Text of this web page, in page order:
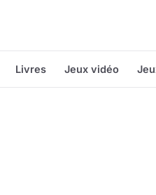
Livres Jeux vidéo